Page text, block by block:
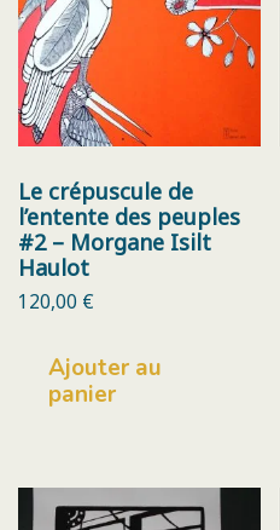
Le crépuscule de
l’entente des peuples
#2 – Morgane Isilt
Haulot
120,00 €
Ajouter au
panier